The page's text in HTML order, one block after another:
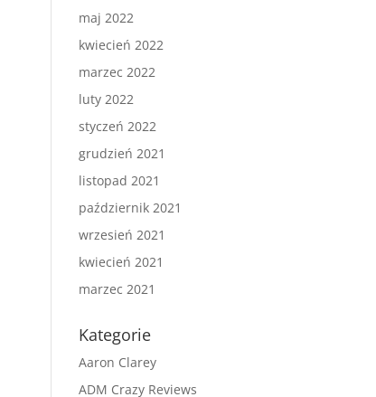
maj 2022
kwiecień 2022
marzec 2022
luty 2022
styczeń 2022
grudzień 2021
listopad 2021
październik 2021
wrzesień 2021
kwiecień 2021
marzec 2021
Kategorie
Aaron Clarey
ADM Crazy Reviews